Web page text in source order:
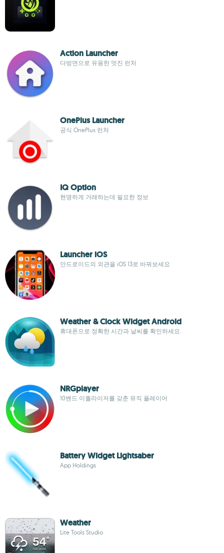
Action Launcher
다방면으로 유용한 멋진 런처
OnePlus Launcher
공식 OnePlus 런처
IQ Option
현명하게 거래하는데 필요한 정보
Launcher iOS
안드로이드의 외관을 iOS 13로 바꿔보세요
Weather & Clock Widget Android
휴대폰으로 정확한 시간과 날씨를 확인하세요.
NRGplayer
10밴드 이퀄라이저를 갖춘 뮤직 플레이어
Battery Widget Lightsaber
App Holdings
Weather
Lite Tools Studio